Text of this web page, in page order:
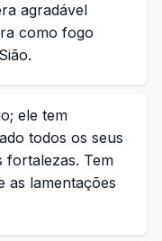
agradável
como fogo
ele tem
todos os seus
fortalezas. Tem
as lamentações